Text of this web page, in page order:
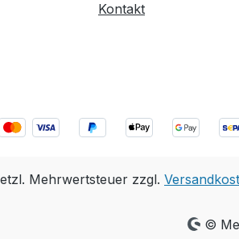
Kontakt
Mehrwertsteuer zzgl.
©